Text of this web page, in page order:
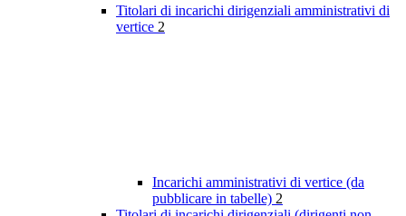
Titolari di incarichi dirigenziali amministrativi di
vertice 2
Incarichi amministrativi di vertice (da
pubblicare in tabelle) 2